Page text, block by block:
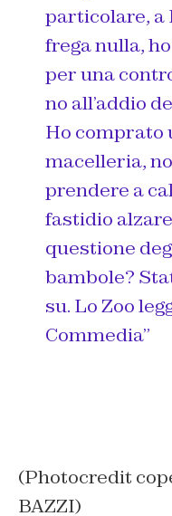
particolare, a
frega nulla,
per una
no all’addio
Ho comprato
macelleria,
prendere a
fastidio
questione
bambole?
su. Lo Zoo
Commedia”
(Photocredit
BAZZI)